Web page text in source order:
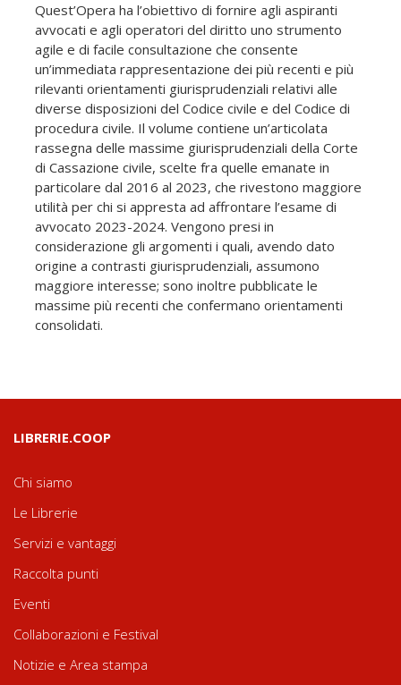
Quest’Opera ha l’obiettivo di fornire agli aspiranti
avvocati e agli operatori del diritto uno strumento
agile e di facile consultazione che consente
un’immediata rappresentazione dei più recenti e più
rilevanti orientamenti giurisprudenziali relativi alle
diverse disposizioni del Codice civile e del Codice di
procedura civile. Il volume contiene un’articolata
rassegna delle massime giurisprudenziali della Corte
di Cassazione civile, scelte fra quelle emanate in
particolare dal 2016 al 2023, che rivestono maggiore
utilità per chi si appresta ad affrontare l’esame di
avvocato 2023-2024. Vengono presi in
considerazione gli argomenti i quali, avendo dato
origine a contrasti giurisprudenziali, assumono
maggiore interesse; sono inoltre pubblicate le
massime più recenti che confermano orientamenti
consolidati.
LIBRERIE.COOP
Chi siamo
Le Librerie
Servizi e vantaggi
Raccolta punti
Eventi
Collaborazioni e Festival
Notizie e Area stampa